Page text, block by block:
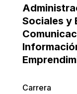
Sociales y
Carrera